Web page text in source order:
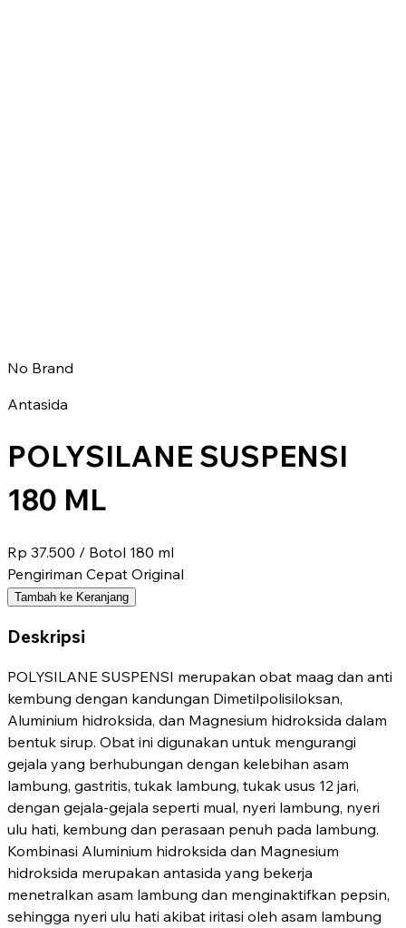
No Brand
Antasida
POLYSILANE SUSPENSI
180 ML
Rp 37.500 / Botol 180 ml
Pengiriman Cepat Original
Tambah ke Keranjang
Deskripsi
POLYSILANE SUSPENSI merupakan obat maag dan anti
kembung dengan kandungan Dimetilpolisiloksan,
Aluminium hidroksida, dan Magnesium hidroksida dalam
bentuk sirup. Obat ini digunakan untuk mengurangi
gejala yang berhubungan dengan kelebihan asam
lambung, gastritis, tukak lambung, tukak usus 12 jari,
dengan gejala-gejala seperti mual, nyeri lambung, nyeri
ulu hati, kembung dan perasaan penuh pada lambung.
Kombinasi Aluminium hidroksida dan Magnesium
hidroksida merupakan antasida yang bekerja
menetralkan asam lambung dan menginaktifkan pepsin,
sehingga nyeri ulu hati akibat iritasi oleh asam lambung